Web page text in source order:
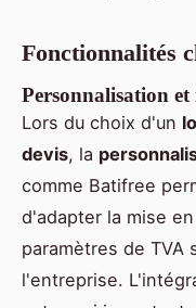
Fonctionnalités
Personnalisation
Lors du choix d'un
devis, la
comme Batifree
d'adapter la mise
paramètres de TVA
l'entreprise.